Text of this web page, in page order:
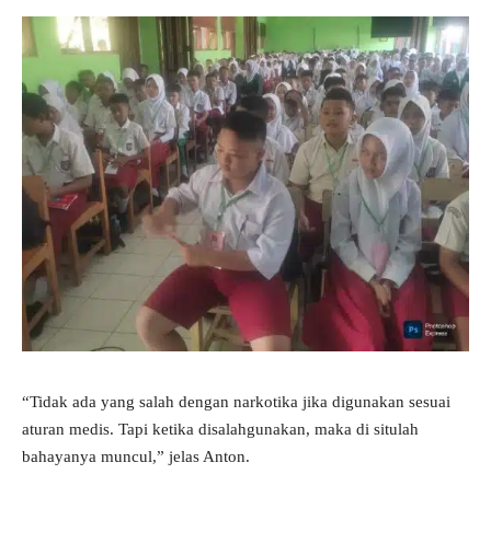
“Tidak ada yang salah dengan narkotika jika digunakan sesuai
aturan medis. Tapi ketika disalahgunakan, maka di situlah
bahayanya muncul,” jelas Anton.